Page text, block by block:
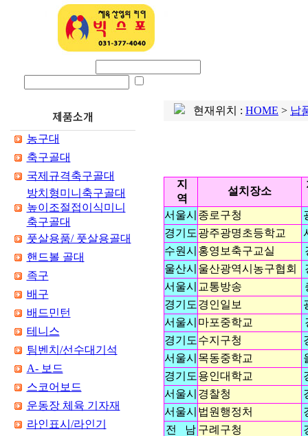
제품소개
농구대
축구골대
국제규격축구골대
방치형미니축구골대
높이조절접이식미니
축구골대
풋살용품/ 풋살용골대
핸드볼 골대
족구
배구
배드민턴
테니스
팀벤치/선수대기석
A- 보드
스코어보드
운동장 체육 기자재
라인표시/라인기
현재위치 : HOME > 납
지
역
설치장소
서울시 종로구청
경기도 광주광명초등학교
수원시 홍영보축구교실
울산시 울산광역시농구협회
서울시 교통방송
경기도 경인일보
서울시 마포중학교
경기도 수지구청
서울시 목동중학교
경기도 용인대학교
서울시 경찰청
서울시 법원행정처
전 남 구례구청